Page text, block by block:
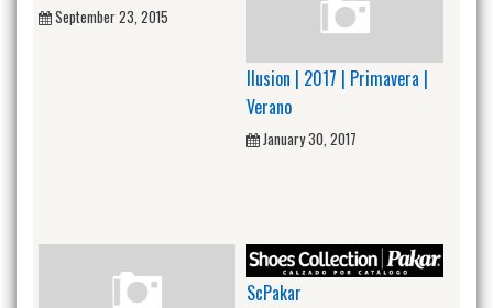
September 23, 2015
Ilusion | 2017 | Primavera |
Verano
January 30, 2017
ScPakar